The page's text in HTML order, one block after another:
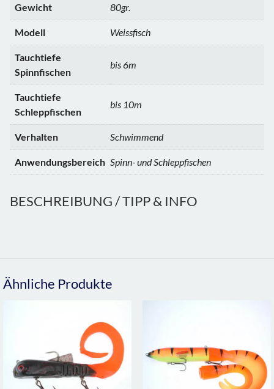
Gewicht 80gr.
Modell Weissfisch
Tauchtiefe
Spinnfischen
bis 6m
Tauchtiefe
Schleppfischen
bis 10m
Verhalten Schwimmend
Anwendungsbereich Spinn- und Schleppfischen
BESCHREIBUNG / TIPP & INFO
Ähnliche Produkte